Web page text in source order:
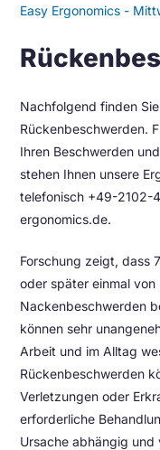
Easy Ergonomics -
Nachfolgend finden
Rückenbeschwerden.
Ihren Beschwerden
stehen Ihnen unsere
telefonisch +49-2102-
ergonomics.de.
Forschung zeigt, dass
oder später einmal
Nackenbeschwerden
können sehr
Arbeit und im Alltag
Rückenbeschwerden
Verletzungen oder
erforderliche
Ursache abhängig und